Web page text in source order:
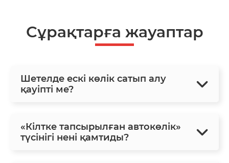
Сұрақтарға жауаптар
Шетелде ескі көлік сатып алу
қауіпті ме?
«Кілтке тапсырылған автокөлік»
түсінігі нені қамтиды?